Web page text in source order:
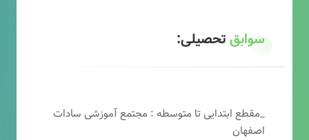
سوابقتحصیلی:
_مقطع ابتدایی تا متوسطه : مجتمع آموزشی سادات
اصفهان